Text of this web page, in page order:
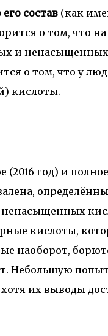
состав(как
о том, что
и ненасыщенных
о том, что у
кислоты.
(2016 год) и полное
кислоты,
наоборот,
Небольшую
их выводы